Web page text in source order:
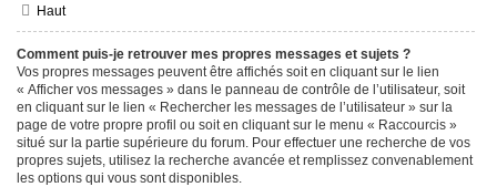
Haut
Comment puis-je retrouver mes propres messages et sujets ?
Vos propres messages peuvent être affichés soit en cliquant sur le lien
« Afficher vos messages » dans le panneau de contrôle de l’utilisateur, soit
en cliquant sur le lien « Rechercher les messages de l’utilisateur » sur la
page de votre propre profil ou soit en cliquant sur le menu « Raccourcis »
situé sur la partie supérieure du forum. Pour effectuer une recherche de vos
propres sujets, utilisez la recherche avancée et remplissez convenablement
les options qui vous sont disponibles.